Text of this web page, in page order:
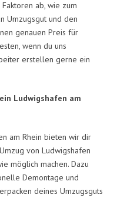
ab, wie zum
Umzugsgut und den
genauen Preis für
wenn du uns
erstellen gerne ein
Ludwigshafen am
am Rhein bieten wir dir
von Ludwigshafen
möglich machen. Dazu
Demontage und
deines Umzugsguts